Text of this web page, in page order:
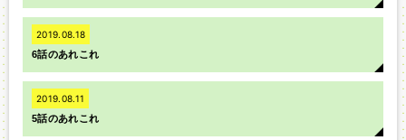
2019.08.18
6話のあれこれ
2019.08.11
5話のあれこれ